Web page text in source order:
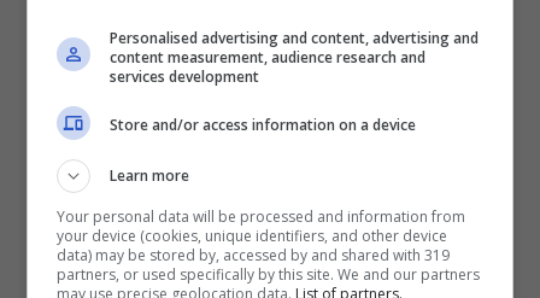
tenera età di sei anni sotto gli occhi attenti
di genitori e allenatori ai veterani fasciati
da sobrie camicie bianche con papillon
nero impegnati a far volteggiare dame
ricoperte di lustrini e strasse su vestiti
colorati quanto ridotti ai minimi termini.
Personalised advertising and content, advertising and
content measurement, audience research and
services development
Store and/or access information on a device
Learn more
Your personal data will be processed and information from
your device (cookies, unique identifiers, and other device
data) may be stored by, accessed by and shared with 319
partners, or used specifically by this site. We and our partners
may use precise geolocation data. List of partners.